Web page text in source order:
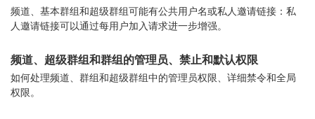
频道、基本群组和超级群组可能有公共用户名或私人邀请链接：私
人邀请链接可以通过每用户加入请求进一步增强。
频道、超级群组和群组的管理员、禁止和默认权限
如何处理频道、群组和超级群组中的管理员权限、详细禁令和全局
权限。